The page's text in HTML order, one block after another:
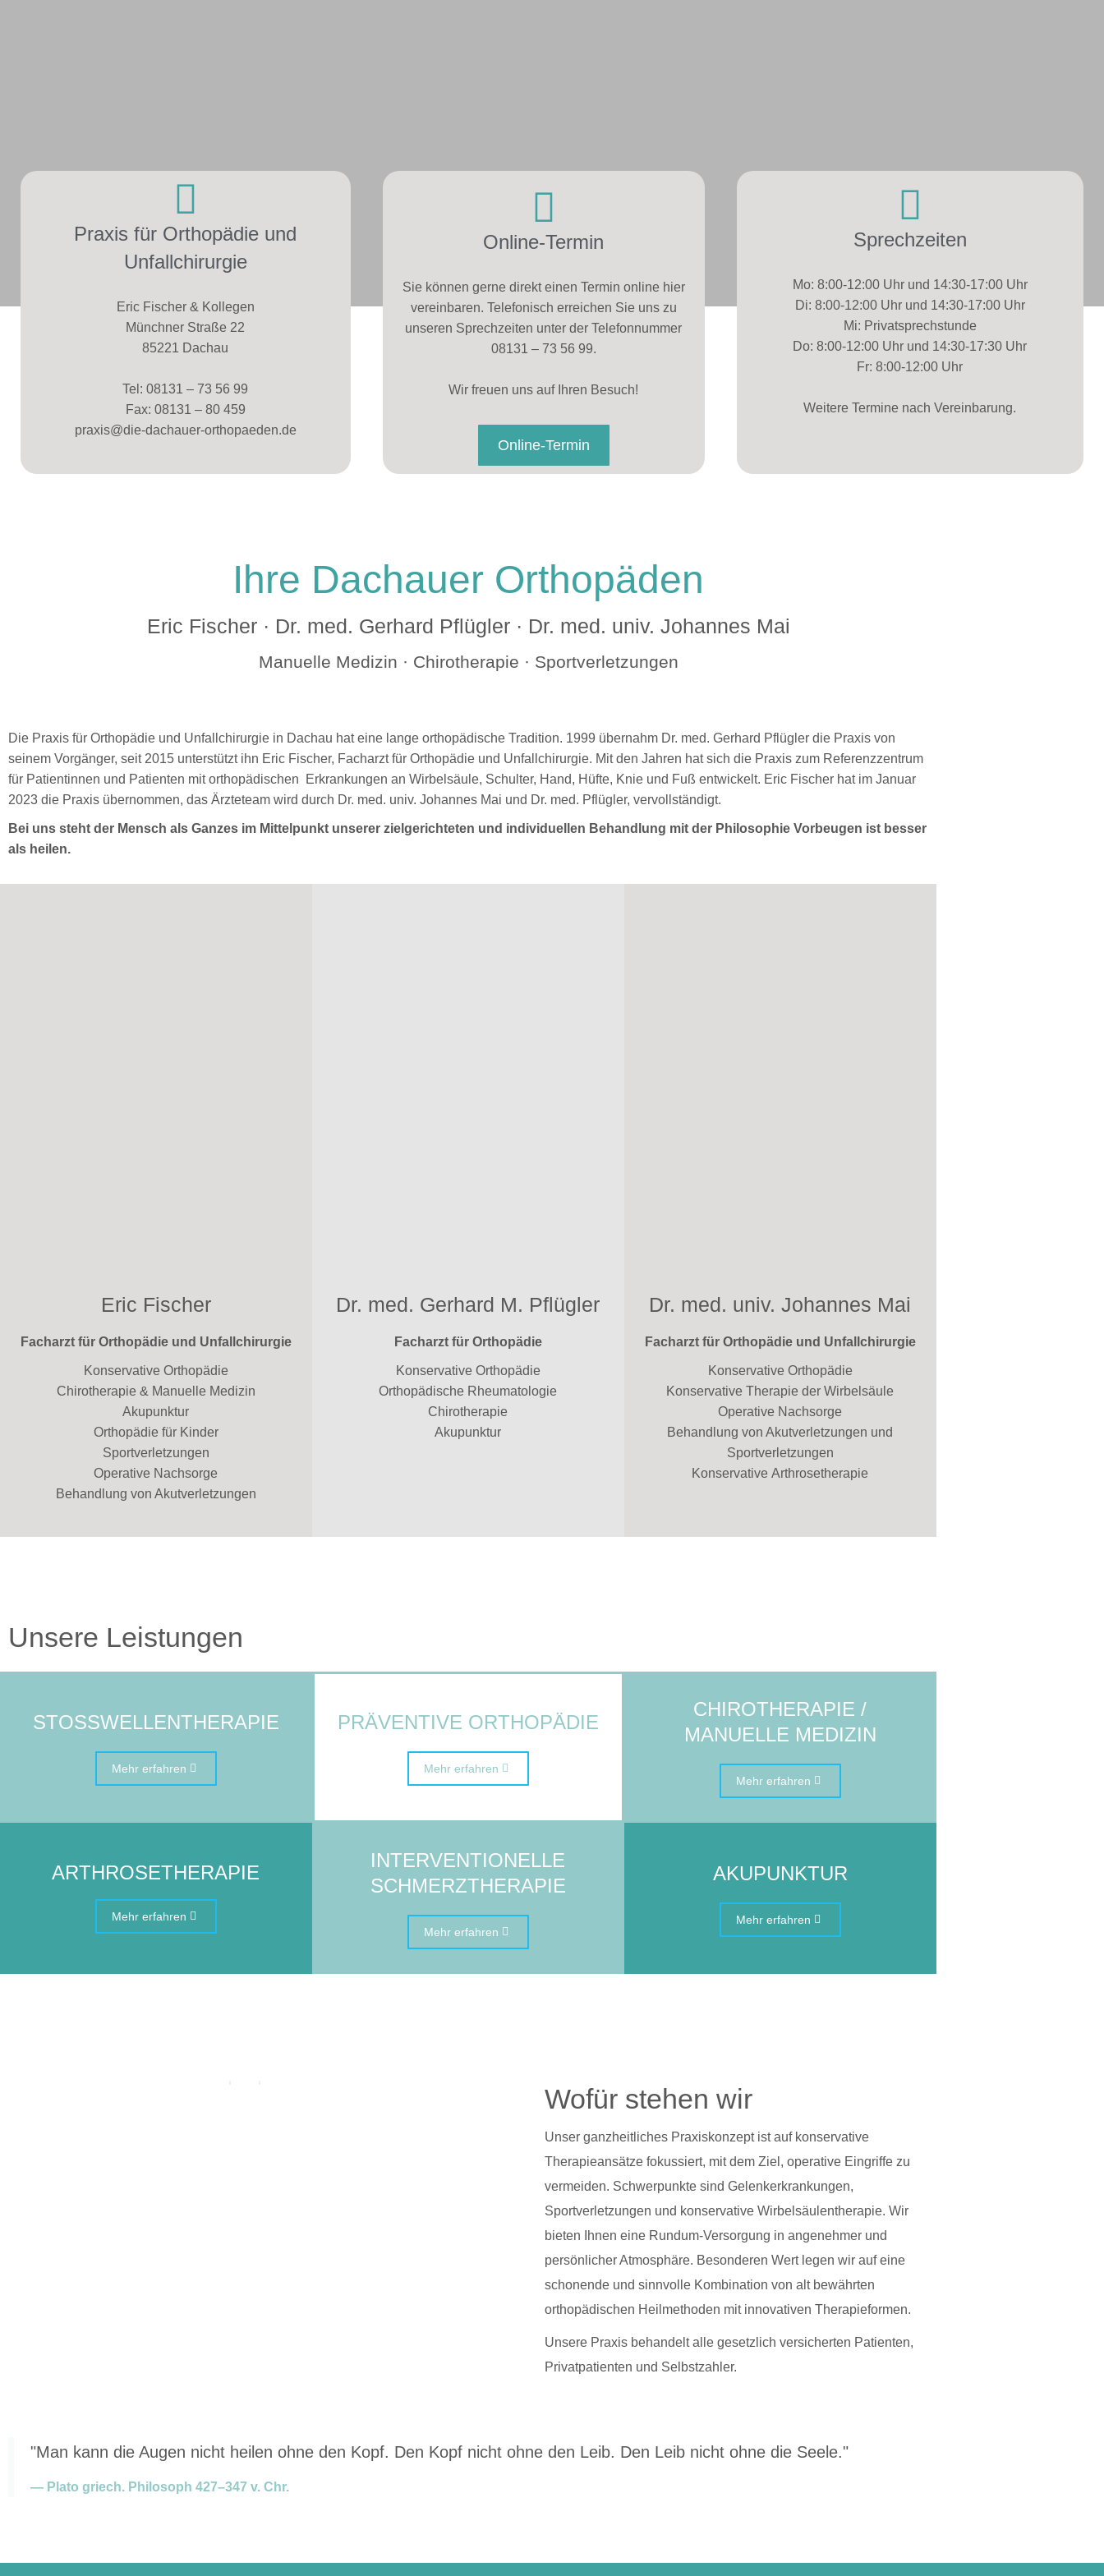
Praxis für Orthopädie und
Unfallchirurgie
Eric Fischer & Kollegen
Münchner Straße 22
85221 Dachau
Tel: 08131 – 73 56 99
Fax: 08131 – 80 459
praxis@die-dachauer-orthopaeden.de
Online-Termin
Sie können gerne direkt einen Termin online hier
vereinbaren. Telefonisch erreichen Sie uns zu
unseren Sprechzeiten unter der Telefonnummer
08131 – 73 56 99.
Wir freuen uns auf Ihren Besuch!
Online-Termin
Sprechzeiten
Mo: 8:00-12:00 Uhr und 14:30-17:00 Uhr
Di: 8:00-12:00 Uhr und 14:30-17:00 Uhr
Mi: Privatsprechstunde
Do: 8:00-12:00 Uhr und 14:30-17:30 Uhr
Fr: 8:00-12:00 Uhr
Weitere Termine nach Vereinbarung.
Ihre Dachauer Orthopäden
Eric Fischer · Dr. med. Gerhard Pflügler · Dr. med. univ. Johannes Mai
Manuelle Medizin · Chirotherapie · Sportverletzungen
Die Praxis für Orthopädie und Unfallchirurgie in Dachau hat eine lange orthopädische Tradition. 1999 übernahm Dr. med. Gerhard Pflügler die Praxis von
seinem Vorgänger, seit 2015 unterstützt ihn Eric Fischer, Facharzt für Orthopädie und Unfallchirurgie. Mit den Jahren hat sich die Praxis zum Referenzzentrum
für Patientinnen und Patienten mit orthopädischen Erkrankungen an Wirbelsäule, Schulter, Hand, Hüfte, Knie und Fuß entwickelt. Eric Fischer hat im Januar
2023 die Praxis übernommen, das Ärzteteam wird durch Dr. med. univ. Johannes Mai und Dr. med. Pflügler, vervollständigt.
Bei uns steht der Mensch als Ganzes im Mittelpunkt unserer zielgerichteten und individuellen Behandlung mit der Philosophie Vorbeugen ist besser
als heilen.
Eric Fischer
Facharzt für Orthopädie und Unfallchirurgie
Konservative Orthopädie
Chirotherapie & Manuelle Medizin
Akupunktur
Orthopädie für Kinder
Sportverletzungen
Operative Nachsorge
Behandlung von Akutverletzungen
Dr. med. Gerhard M. Pflügler
Facharzt für Orthopädie
Konservative Orthopädie
Orthopädische Rheumatologie
Chirotherapie
Akupunktur
Dr. med. univ. Johannes Mai
Facharzt für Orthopädie und Unfallchirurgie
Konservative Orthopädie
Konservative Therapie der Wirbelsäule
Operative Nachsorge
Behandlung von Akutverletzungen und
Sportverletzungen
Konservative Arthrosetherapie
Unsere Leistungen
STOSSWELLENTHERAPIE
Mehr erfahren
PRÄVENTIVE ORTHOPÄDIE
Mehr erfahren
CHIROTHERAPIE /
MANUELLE MEDIZIN
Mehr erfahren
ARTHROSETHERAPIE
Mehr erfahren
INTERVENTIONELLE
SCHMERZTHERAPIE
Mehr erfahren
AKUPUNKTUR
Mehr erfahren
Wofür stehen wir
Unser ganzheitliches Praxiskonzept ist auf konservative
Therapieansätze fokussiert, mit dem Ziel, operative Eingriffe zu
vermeiden. Schwerpunkte sind Gelenkerkrankungen,
Sportverletzungen und konservative Wirbelsäulentherapie. Wir
bieten Ihnen eine Rundum-Versorgung in angenehmer und
persönlicher Atmosphäre. Besonderen Wert legen wir auf eine
schonende und sinnvolle Kombination von alt bewährten
orthopädischen Heilmethoden mit innovativen Therapieformen.
Unsere Praxis behandelt alle gesetzlich versicherten Patienten,
Privatpatienten und Selbstzahler.
"Man kann die Augen nicht heilen ohne den Kopf. Den Kopf nicht ohne den Leib. Den Leib nicht ohne die Seele."
— Plato griech. Philosoph 427–347 v. Chr.